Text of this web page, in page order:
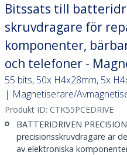
Bitssats till
skruvdragare för
komponenter,
och telefoner -
55 bits, 50x H4x28mm, 5x
| Magnetiserare/
Produkt ID: CTK55PCEDRIVE
BATTERIDRIVEN
precisionsskruvdragare är
av elektroniska